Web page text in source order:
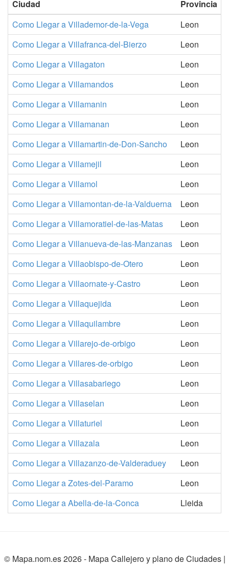
Ciudad
Provincia
Como Llegar a Villademor-de-la-Vega
Leon
Como Llegar a Villafranca-del-Bierzo
Leon
Como Llegar a Villagaton
Leon
Como Llegar a Villamandos
Leon
Como Llegar a Villamanin
Leon
Como Llegar a Villamanan
Leon
Como Llegar a Villamartin-de-Don-Sancho
Leon
Como Llegar a Villamejil
Leon
Como Llegar a Villamol
Leon
Como Llegar a Villamontan-de-la-Valduerna
Leon
Como Llegar a Villamoratiel-de-las-Matas
Leon
Como Llegar a Villanueva-de-las-Manzanas
Leon
Como Llegar a Villaobispo-de-Otero
Leon
Como Llegar a Villaornate-y-Castro
Leon
Como Llegar a Villaquejida
Leon
Como Llegar a Villaquilambre
Leon
Como Llegar a Villarejo-de-orbigo
Leon
Como Llegar a Villares-de-orbigo
Leon
Como Llegar a Villasabariego
Leon
Como Llegar a Villaselan
Leon
Como Llegar a Villaturiel
Leon
Como Llegar a Villazala
Leon
Como Llegar a Villazanzo-de-Valderaduey
Leon
Como Llegar a Zotes-del-Paramo
Leon
Como Llegar a Abella-de-la-Conca
Lleida
© Mapa.nom.es 2026 - Mapa Callejero y plano de Ciudades|